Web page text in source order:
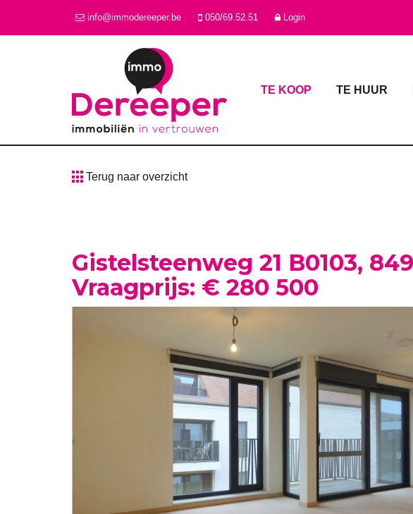
info@immodereeper.be 050/69.52.51 Login
TE KOOP TE HUUR
Terug naar overzicht
Gistelsteenweg 21 B0103,
Vraagprijs: € 280 500